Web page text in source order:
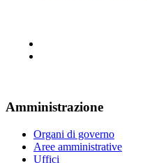
Amministrazione
Organi di governo
Aree amministrative
Uffici